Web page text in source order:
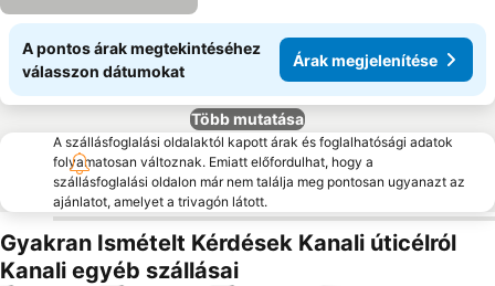
A pontos árak megtekintéséhez
válasszon dátumokat
Árak megjelenítése
Több mutatása
A szállásfoglalási oldalaktól kapott árak és foglalhatósági adatok
folyamatosan változnak. Emiatt előfordulhat, hogy a
szállásfoglalási oldalon már nem találja meg pontosan ugyanazt az
ajánlatot, amelyet a trivagón látott.
Gyakran Ismételt Kérdések Kanali úticélról
Kanali egyéb szállásai